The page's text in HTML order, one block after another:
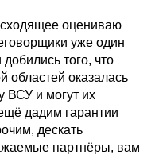
оцениваю
уже один
того, что
областей оказалась
ВСУ и могут их
дадим гарантии
дескать
партнёры, вам